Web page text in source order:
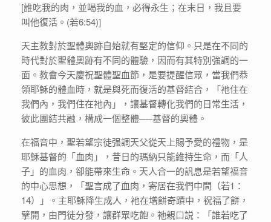
[誰吃我的肉，並喝我的血，必得永生；在末日，我且要
叫他復活。(若6:54)]
天主教對於聖體奧跡自始就有堅定的信仰。只是在不同的
時代對於聖體奧跡有不同的體驗，因而有其特別強調的一
面。教會今天慶祝聖體聖血節，是要提醒信眾，當我們恭
領耶穌的體血時，就是與死而復活的基督結合，「祂住在
我們內，我們住在衪內」，讓基督轉化我們的日常生活，
彼此團結共融，構成一個整體──基督的奧體。
在福音中，聖若望宗徒强調天父從天上賜予愛的禮物，是
耶穌基督的「血肉」，昔日的瑪納只能維持生命，而「人
子」的血肉，卻能帶來生命。天人合一的訉息是若望福音
的中心思想，「聖言成了血肉，寄居在我們中間（若1：
14）」。主耶穌降生成人，衪在增餅奇蹟中，祝福了餅，
擘開，由門徒分發，讓群眾吃飽。祂親口説：「誰若吃了